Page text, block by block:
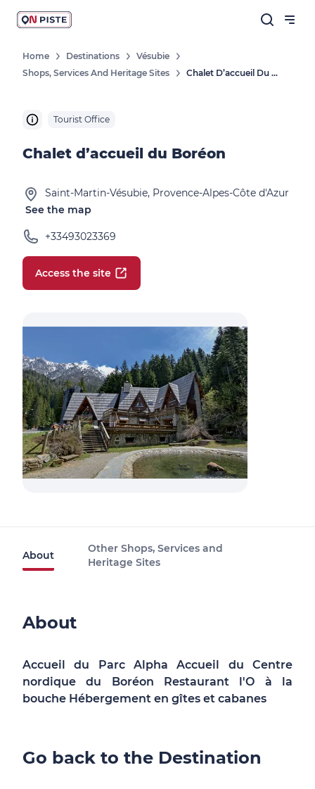
Home Destinations
Vésubie
Shops, Services And Heritage Sites
Chalet D’accueil Du Boréon
Tourist Office
Chalet d’accueil du Boréon
Saint-Martin-Vésubie, Provence-Alpes-Côte d'Azur
See the map
+33493023369
Access the site
About
Other Shops, Services and
Heritage Sites
About
Accueil du Parc Alpha Accueil du Centre
nordique du Boréon Restaurant l'O à la
bouche Hébergement en gîtes et cabanes
Go back to the Destination